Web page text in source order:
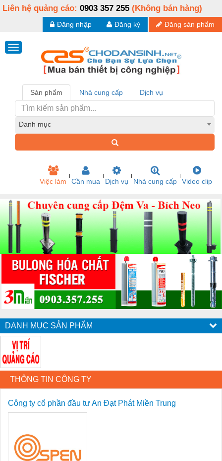
Liên hệ quảng cáo: 0903 357 255 (Không bán hàng)
Đăng sản phẩm
Đăng ký
Đăng nhập
Sản phẩm Nhà cung cấp Dịch vụ
Danh mục
Việc làm Cần mua Dịch vụ Nhà cung cấp Video clip
DANH MỤC SẢN PHẨM
THÔNG TIN CÔNG TY
Công ty cổ phần đầu tư An Đạt Phát Miền Trung